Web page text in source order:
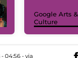
Google Arts &
Culture